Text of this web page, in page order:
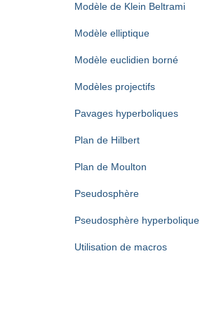
Modèle de Klein Beltrami
Modèle elliptique
Modèle euclidien borné
Modèles projectifs
Pavages hyperboliques
Plan de Hilbert
Plan de Moulton
Pseudosphère
Pseudosphère hyperbolique
Utilisation de macros